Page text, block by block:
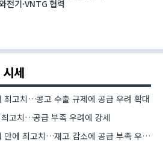
전기·VNTG 협력
세
최고치…콩고 수출 규제에 공급 우려 확대
고치…공급 부족 우려에 강세
[비철금속 시황] 구리 2개월 만에 최고치…재고 감소에 공급 부족 우려 확대